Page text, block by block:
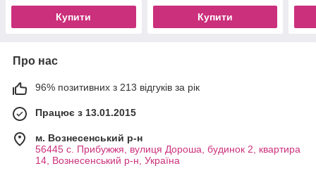
Купити Купити
Про нас
96% позитивних з 213 відгуків за рік
Працює з 13.01.2015
м. Вознесенський р-н
56445 с. Прибужжя, вулиця Дороша, будинок 2, квартира
14, Вознесенський р-н, Україна